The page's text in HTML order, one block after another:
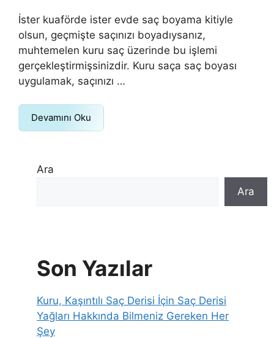
İster kuaförde ister evde saç boyama kitiyle
olsun, geçmişte saçınızı boyadıysanız,
muhtemelen kuru saç üzerinde bu işlemi
gerçekleştirmişsinizdir. Kuru saça saç boyası
uygulamak, saçınızı …
Devamını Oku
Ara
Ara
Son Yazılar
Kuru, Kaşıntılı Saç Derisi İçin Saç Derisi
Yağları Hakkında Bilmeniz Gereken Her
Şey